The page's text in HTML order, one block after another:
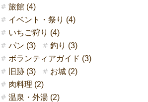
旅館 (4)
イベント・祭り (4)
いちご狩り (4)
パン (3)
釣り (3)
ボランティアガイド (3)
旧跡 (3)
お城 (2)
肉料理 (2)
温泉・外湯 (2)